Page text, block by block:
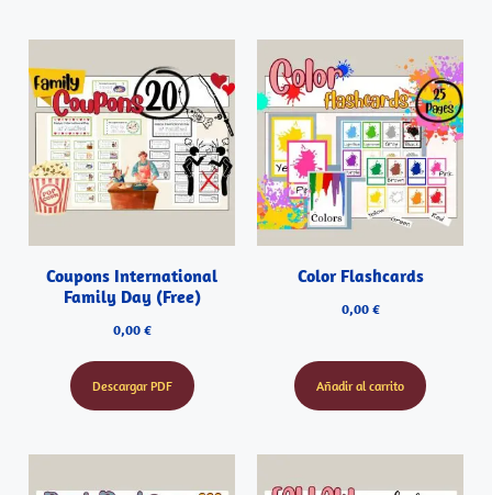
Coupons International
Family Day (Free)
0,00 €
Descargar PDF
Color Flashcards
0,00 €
Añadir al carrito